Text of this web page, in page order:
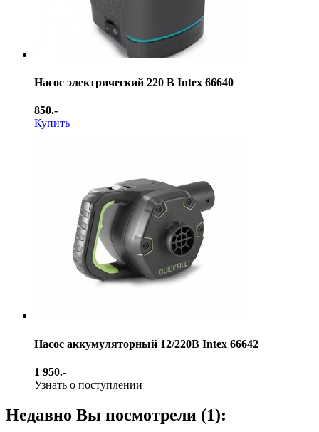
Насос электрический 220 В Intex 66640
850.-
Купить
Насос аккумуляторный 12/220В Intex 66642
1 950.-
Узнать о поступлении
Недавно Вы посмотрели (1):